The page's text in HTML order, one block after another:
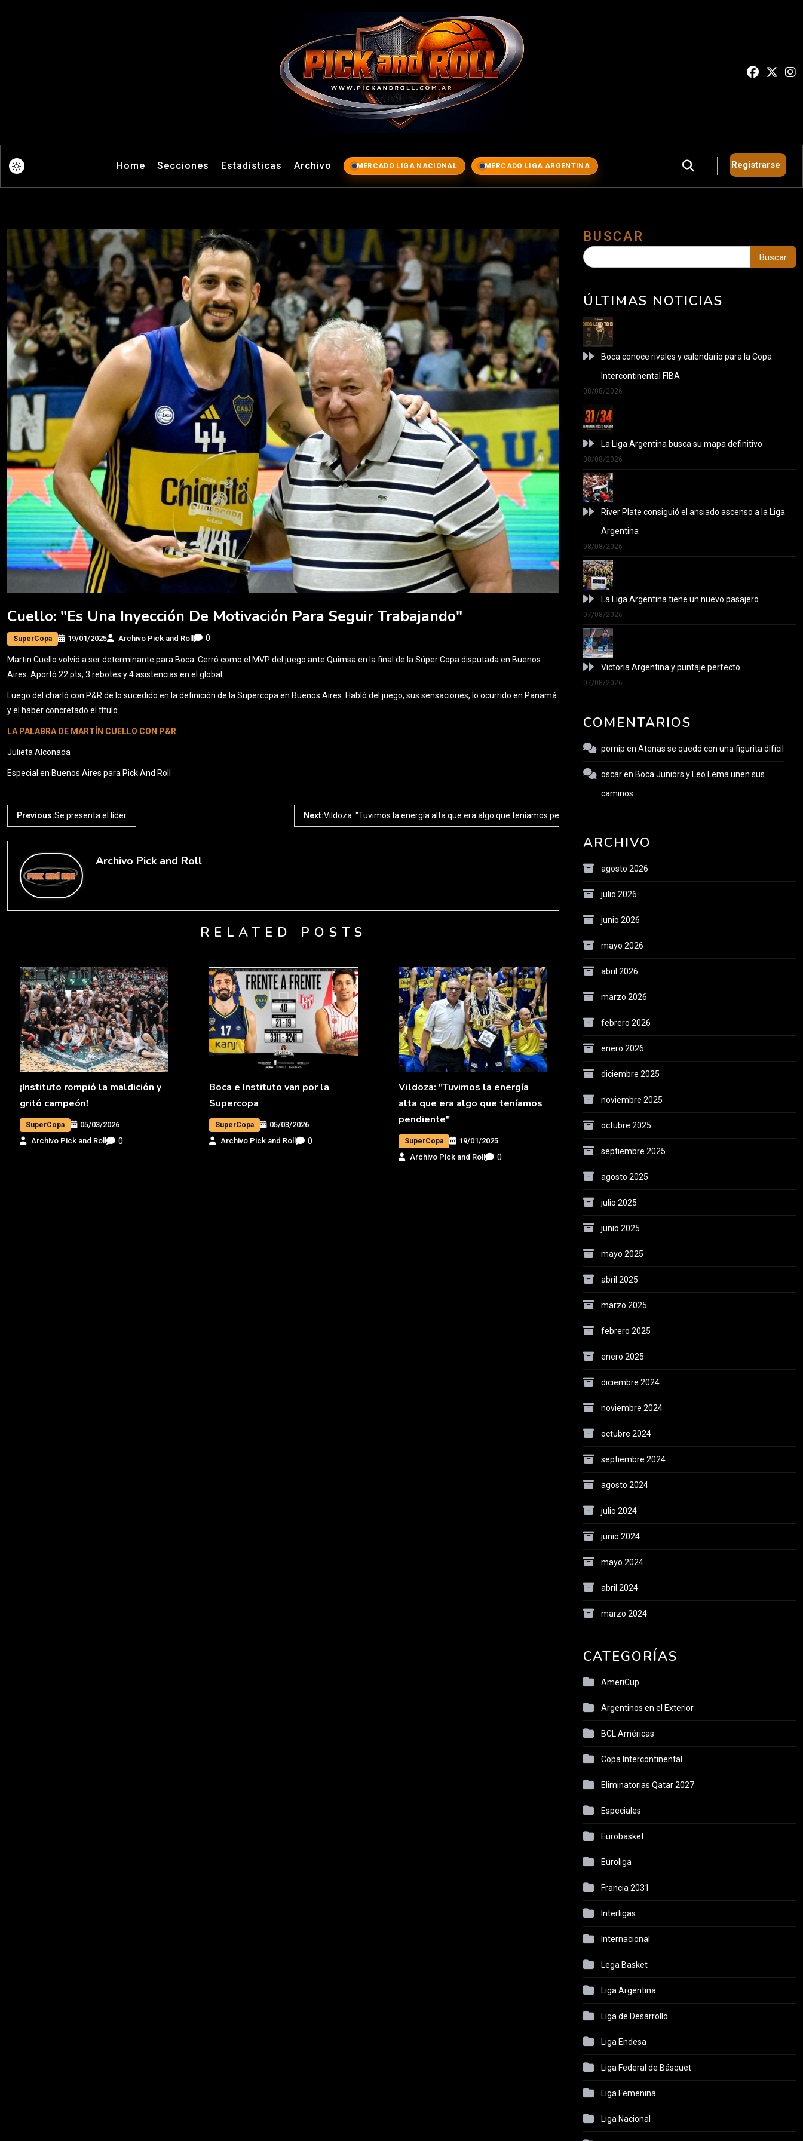
Pick And Roll
Home Secciones Estadísticas Archivo MERCADO LIGA NACIONAL MERCADO LIGA ARGENTINA Registrarse
Cuello: "Es Una Inyección De Motivación Para Seguir Trabajando"
SuperCopa 19/01/2025 Archivo Pick and Roll 0
Martin Cuello volvió a ser determinante para Boca. Cerró como el MVP del juego ante Quimsa en la final de la Súper Copa disputada en Buenos
Aires. Aportó 22 pts, 3 rebotes y 4 asistencias en el global.
Luego del charló con P&R de lo sucedido en la definición de la Supercopa en Buenos Aires. Habló del juego, sus sensaciones, lo ocurrido en Panamá
y el haber concretado el título.
LA PALABRA DE MARTÍN CUELLO CON P&R
Julieta Alconada
Especial en Buenos Aires para Pick And Roll
Previous:Se presenta el líder Next:Vildoza: "Tuvimos la energía alta que era algo que teníamos pendiente"
Archivo Pick and Roll
RELATED POSTS
¡Instituto rompió la maldición y
gritó campeón!
SuperCopa
05/03/2026
Archivo Pick and Roll
0
Boca e Instituto van por la
Supercopa
SuperCopa
05/03/2026
Archivo Pick and Roll
0
Vildoza: "Tuvimos la energía
alta que era algo que teníamos
pendiente"
SuperCopa
19/01/2025
Archivo Pick and Roll
0
BUSCAR
Buscar
ÚLTIMAS NOTICIAS
Boca conoce rivales y calendario para la Copa
Intercontinental FIBA
08/08/2026
La Liga Argentina busca su mapa definitivo
08/08/2026
River Plate consiguió el ansiado ascenso a la Liga
Argentina
08/08/2026
La Liga Argentina tiene un nuevo pasajero
07/08/2026
Victoria Argentina y puntaje perfecto
07/08/2026
COMENTARIOS
pornip en Atenas se quedó con una figurita difícil
oscaren Boca Juniors y Leo Lema unen sus
caminos
ARCHIVO
agosto 2026
julio 2026
junio 2026
mayo 2026
abril 2026
marzo 2026
febrero 2026
enero 2026
diciembre 2025
noviembre 2025
octubre 2025
septiembre 2025
agosto 2025
julio 2025
junio 2025
mayo 2025
abril 2025
marzo 2025
febrero 2025
enero 2025
diciembre 2024
noviembre 2024
octubre 2024
septiembre 2024
agosto 2024
julio 2024
junio 2024
mayo 2024
abril 2024
marzo 2024
CATEGORÍAS
AmeriCup
Argentinos en el Exterior
BCL Américas
Copa Intercontinental
Eliminatorias Qatar 2027
Especiales
Eurobasket
Euroliga
Francia 2031
Interligas
Internacional
Lega Basket
Liga Argentina
Liga de Desarrollo
Liga Endesa
Liga Federal de Básquet
Liga Femenina
Liga Nacional